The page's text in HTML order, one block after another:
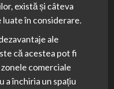
există și câteva
în considerare.
ale
că acestea pot fi
comerciale
a închiria un spațiu